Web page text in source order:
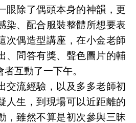
眼除了偶頭本身的神韻，更
染、配合服裝整體所想要表
次偶造型講座，在小金老師
、問答有獎、聲色圖片的輔
互動了一下午。
交流經驗，以及多多老師初
人生，到現場可以近距離的
，雖然不算是初次參與三昧